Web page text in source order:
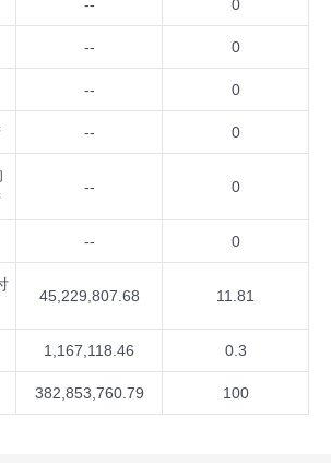
-- 0
-- 0
-- 0
-- 0
-- 0
-- 0
45,229,807.68 11.81
1,167,118.46 0.3
382,853,760.79 100